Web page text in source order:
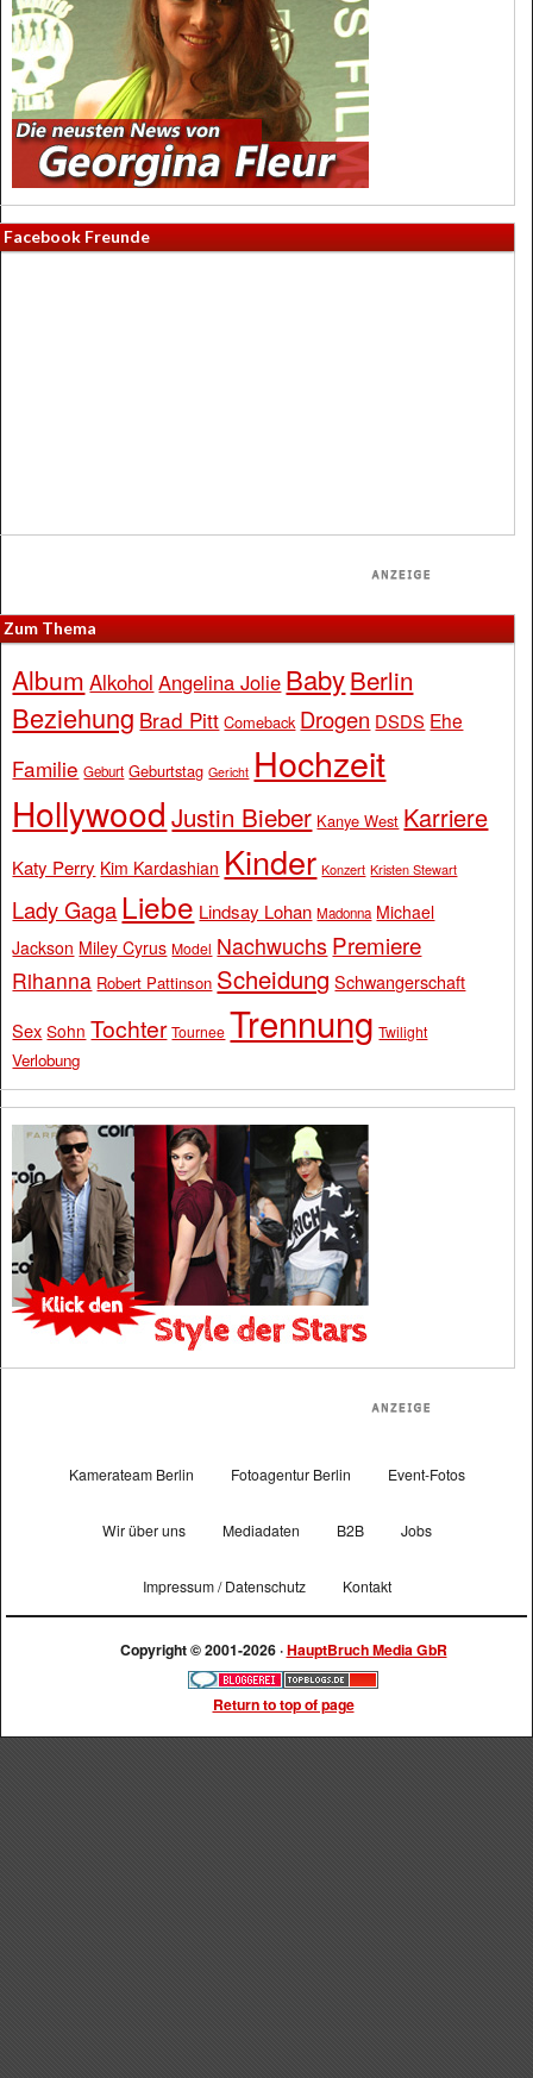
Facebook Freunde
Zum Thema
Album Alkohol Angelina Jolie BabyBerlin
Beziehung Brad Pitt Comeback Drogen DSDS Ehe
Familie Geburt Geburtstag Gericht Hochzeit
Hollywood Justin Bieber Kanye West Karriere
Katy Perry Kim Kardashian Kinder Konzert Kristen Stewart
Lady Gaga Liebe Lindsay Lohan Madonna Michael
Jackson Miley Cyrus Model Nachwuchs Premiere
Rihanna Robert Pattinson Scheidung Schwangerschaft
Sex Sohn Tochter Tournee Trennung Twilight
Verlobung
Kamerateam Berlin Fotoagentur Berlin Event-Fotos
Wir über uns Mediadaten B2B Jobs
Impressum / Datenschutz Kontakt
Copyright © 2001-2026 ·HauptBruch Media GbR
Return to top of page